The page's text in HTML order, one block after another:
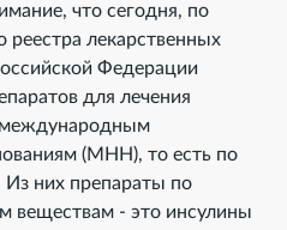
что сегодня, по
реестра лекарственных
Федерации
для лечения
международным
(МНН), то есть по
них препараты по
веществам - это инсулины